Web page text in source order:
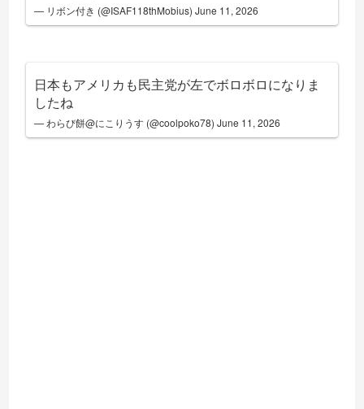
— リボン付き (@ISAF118thMobius)June 11, 2026
日本もアメリカも民主党が左でボロボロになりま
したね
— わらび餅@にこりうす (@coolpoko78)June 11, 2026